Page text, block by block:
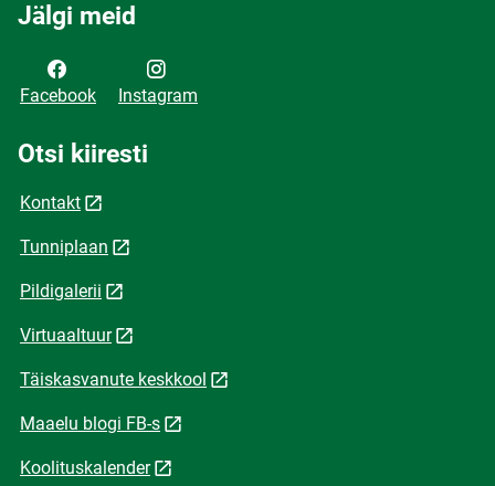
Jälgi meid
Facebook Instagram
Otsi kiiresti
Kontakt
Tunniplaan
Pildigalerii
Virtuaaltuur
Täiskasvanute keskkool
Maaelu blogi FB-s
Koolituskalender